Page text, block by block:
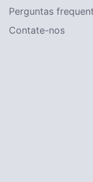
Perguntas
Contate-nos